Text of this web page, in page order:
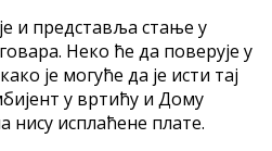
и представља стање у
Неко ће да поверује у
је могуће да је исти тај
у вртићу и Дому
исплаћене плате.